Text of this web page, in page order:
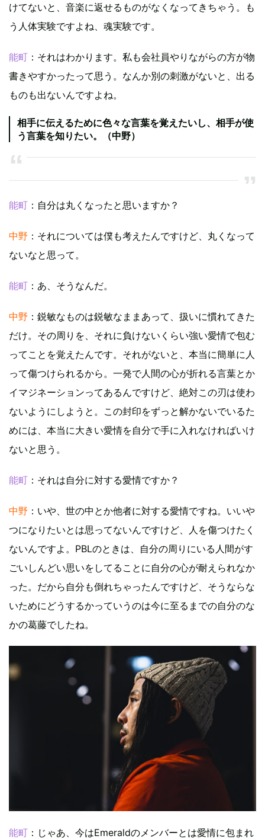
けてないと、音楽に返せるものがなくなってきちゃう。も
う人体実験ですよね、魂実験です。
能町 ：それはわかります。私も会社員やりながらの方が物
書きやすかったって思う。なんか別の刺激がないと、出る
ものも出ないんですよね。
相手に伝えるために色々な言葉を覚えたいし、相手が使
う言葉を知りたい。（中野）
能町 ：自分は丸くなったと思いますか？
中野 ：それについては僕も考えたんですけど、丸くなって
ないなと思って。
能町 ：あ、そうなんだ。
中野 ：鋭敏なものは鋭敏なままあって、扱いに慣れてきた
だけ。その周りを、それに負けないくらい強い愛情で包む
ってことを覚えたんです。それがないと、本当に簡単に人
って傷つけられるから。一発で人間の心が折れる言葉とか
イマジネーションってあるんですけど、絶対この刃は使わ
ないようにしようと。この封印をずっと解かないでいるた
めには、本当に大きい愛情を自分で手に入れなければいけ
ないと思う。
能町 ：それは自分に対する愛情ですか？
中野 ：いや、世の中とか他者に対する愛情ですね。いいや
つになりたいとは思ってないんですけど、人を傷つけたく
ないんですよ。PBLのときは、自分の周りにいる人間がす
ごいしんどい思いをしてることに自分の心が耐えられなか
った。だから自分も倒れちゃったんですけど、そうならな
いためにどうするかっていうのは今に至るまでの自分のな
かの葛藤でしたね。
能町 ：じゃあ、今はEmeraldのメンバーとは愛情に包まれ